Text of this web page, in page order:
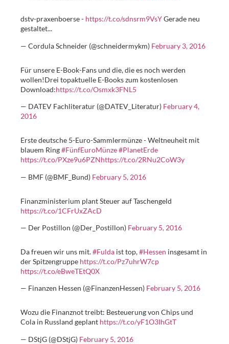
dstv-praxenboerse - https://t.co/sdnsrm9VsYGerade neu
gestaltet...
— Cordula Schneider (@schneidermykm) February 3, 2016
Für unsere E-Book-Fans und die, die es noch werden
wollen!Drei topaktuelle E-Books zum kostenlosen
Download:https://t.co/Osmxk3FNL5
— DATEV Fachliteratur (@DATEV_Literatur) February 4,
2016
Erste deutsche 5-Euro-Sammlermünze - Weltneuheit mit
blauem Ring#FünfEuroMünze#PlanetErde
https://t.co/PXze9u6PZNhttps://t.co/2RNu2CoW3y
— BMF (@BMF_Bund) February 5, 2016
Finanzministerium plant Steuer auf Taschengeld
https://t.co/1CFrUxZAcD
— Der Postillon (@Der_Postillon) February 5, 2016
Da freuen wir uns mit.#Fulda ist top,#Hessen insgesamt in
der Spitzengruppe https://t.co/Pz7uhrW7cp
https://t.co/eBweTEtQ0X
— Finanzen Hessen (@FinanzenHessen) February 5, 2016
Wozu die Finanznot treibt: Besteuerung von Chips und
Cola in Russland geplant https://t.co/yF1O3IhGtT
— DStjG (@DStjG) February 5, 2016